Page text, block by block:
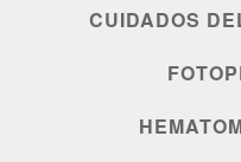
CUIDADOS